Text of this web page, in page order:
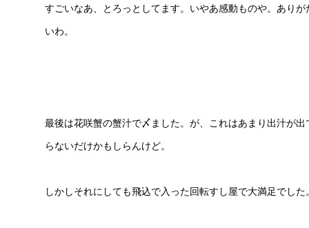
すごいなあ、とろっとしてます。いやあ感動ものや。あり
いわ。
最後は花咲蟹の蟹汁で〆ました。が、これはあまり出汁が
らないだけかもしらんけど。
しかしそれにしても飛込で入った回転すし屋で大満足でし